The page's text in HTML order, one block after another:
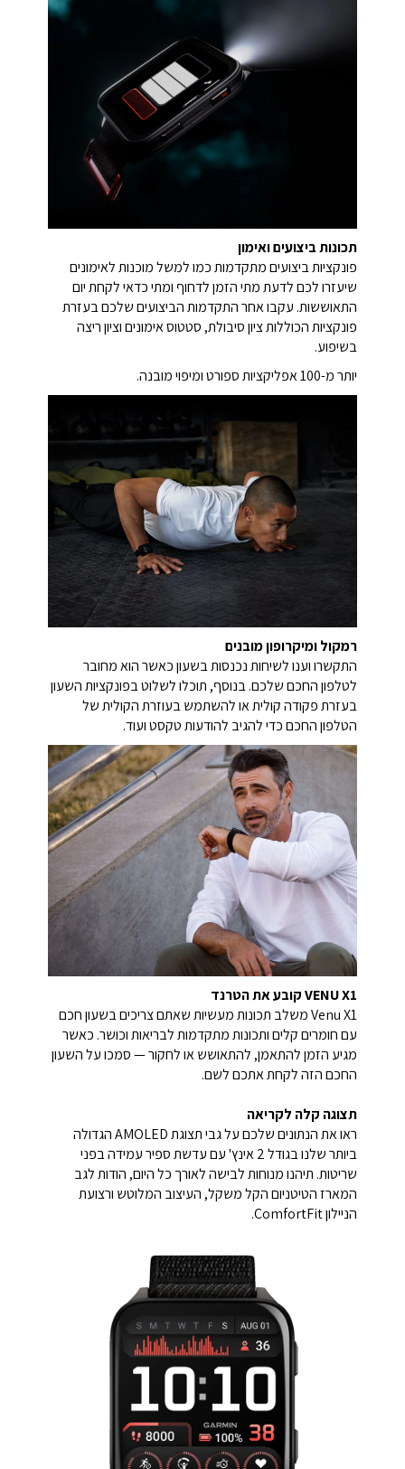
תכונות ביצועים ואימון
פונקציות ביצועים מתקדמות כמו למשל מוכנות לאימונים
שיעזרו לכם לדעת מתי הזמן לדחוף ומתי כדאי לקחת יום
התאוששות. עקבו אחר התקדמות הביצועים שלכם בעזרת
פונקציות הכוללות ציון סיבולת, סטטוס אימונים וציון ריצה
בשיפוע.
יותר מ-100 אפליקציות ספורט ומיפוי מובנה.
רמקול ומיקרופון מובנים
התקשרו וענו לשיחות נכנסות בשעון כאשר הוא מחובר
לטלפון החכם שלכם. בנוסף, תוכלו לשלוט בפונקציות השעון
בעזרת פקודה קולית או להשתמש בעוזרת הקולית של
הטלפון החכם כדי להגיב להודעות טקסט ועוד.
VENU X1 קובע את הטרנד
Venu X1 משלב תכונות מעשיות שאתם צריכים בשעון חכם
עם חומרים קלים ותכונות מתקדמות לבריאות וכושר. כאשר
מגיע הזמן להתאמן, להתאושש או לחקור — סמכו על השעון
החכם הזה לקחת אתכם לשם.
תצוגה קלה לקריאה
ראו את הנתונים שלכם על גבי תצוגת AMOLED הגדולה
ביותר שלנו בגודל 2 אינץ' עם עדשת ספיר עמידה בפני
שריטות. תיהנו מנוחות לבישה לאורך כל היום, הודות לגב
המארז הטיטניום הקל משקל, העיצוב המלוטש ורצועת
הניילון ComfortFit.